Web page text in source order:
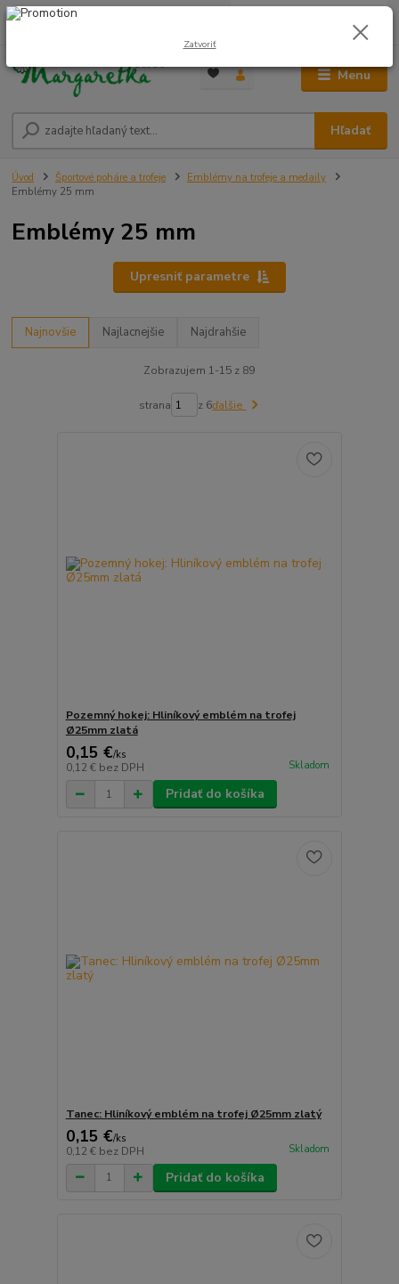
Menu
Hľadať
0948 236 042
0,00 €
Úvod Športové poháre a trofeje
Emblémy na trofeje a medaily
Emblémy 25 mm
Emblémy 25 mm
Upresniť parametre
Najnovšie Najlacnejšie Najdrahšie
Zobrazujem 1-15 z 89
strana z 6ďalšie
Pozemný hokej: Hliníkový emblém na trofej
Ø25mm zlatá
0,15 €/ks
0,12 € bez DPH Skladom
Pridať do košíka
Tanec: Hliníkový emblém na trofej Ø25mm zlatý
0,15 €/ks
0,12 € bez DPH Skladom
Pridať do košíka
Zatvoriť